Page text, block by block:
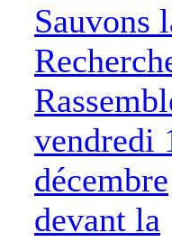
Sauvons
vendredi
décembre
devant la